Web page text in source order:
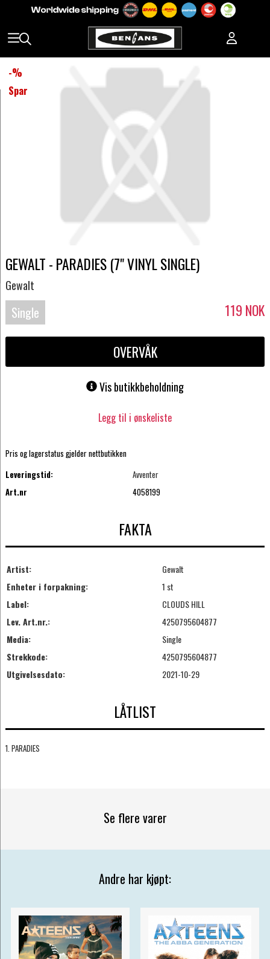
-%
Spar
GEWALT - PARADIES (7" VINYL SINGLE)
Gewalt
Single 119 NOK
OVERVÅK
Vis butikkbeholdning
Legg til i ønskeliste
Pris og lagerstatus gjelder nettbutikken
Leveringstid:
Avventer
Art.nr
4058199
FAKTA
Artist:
Gewalt
Enheter i forpakning:
1 st
Label:
CLOUDS HILL
Lev. Art.nr.:
4250795604877
Media:
Single
Strekkode:
4250795604877
Utgivelsesdato:
2021-10-29
LÅTLIST
1. PARADIES
Se flere varer
Andre har kjøpt: